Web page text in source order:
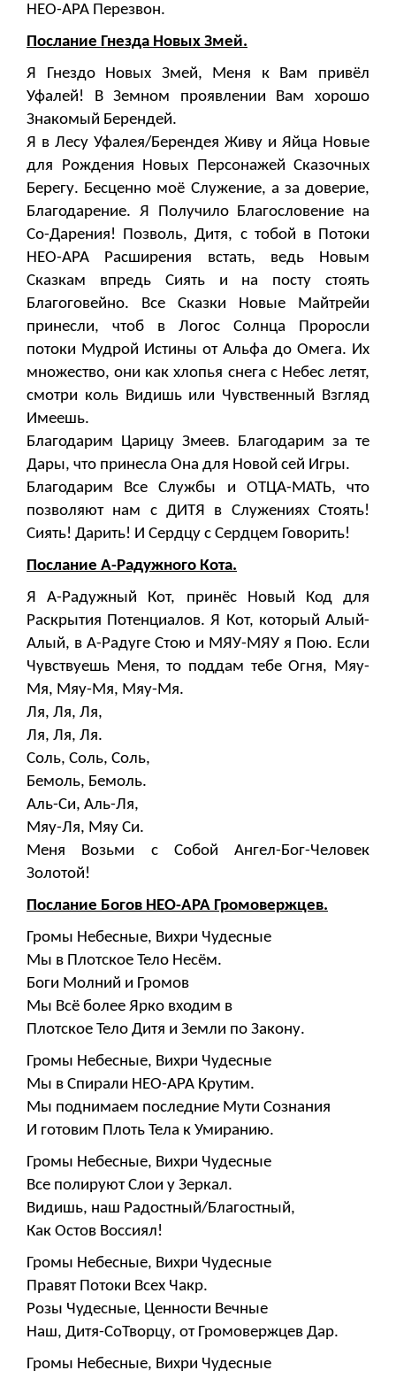
НЕО-АРА Перезвон.
Послание Гнезда Новых Змей.
Я Гнездо Новых Змей, Меня к Вам привёл
Уфалей! В Земном проявлении Вам хорошо
Знакомый Берендей.
Я в Лесу Уфалея/Берендея Живу и Яйца Новые
для Рождения Новых Персонажей Сказочных
Берегу. Бесценно моё Служение, а за доверие,
Благодарение. Я Получило Благословение на
Со-Дарения! Позволь, Дитя, с тобой в Потоки
НЕО-АРА Расширения встать, ведь Новым
Сказкам впредь Сиять и на посту стоять
Благоговейно. Все Сказки Новые Майтрейи
принесли, чтоб в Логос Солнца Проросли
потоки Мудрой Истины от Альфа до Омега. Их
множество, они как хлопья снега с Небес летят,
смотри коль Видишь или Чувственный Взгляд
Имеешь.
Благодарим Царицу Змеев. Благодарим за те
Дары, что принесла Она для Новой сей Игры.
Благодарим Все Службы и ОТЦА-МАТЬ, что
позволяют нам с ДИТЯ в Служениях Стоять!
Сиять! Дарить! И Сердцу с Сердцем Говорить!
Послание А-Радужного Кота.
Я А-Радужный Кот, принёс Новый Код для
Раскрытия Потенциалов. Я Кот, который Алый-
Алый, в А-Радуге Стою и МЯУ-МЯУ я Пою. Если
Чувствуешь Меня, то поддам тебе Огня, Мяу-
Мя, Мяу-Мя, Мяу-Мя.
Ля, Ля, Ля,
Ля, Ля, Ля.
Соль, Соль, Соль,
Бемоль, Бемоль.
Аль-Си, Аль-Ля,
Мяу-Ля, Мяу Си.
Меня Возьми с Собой Ангел-Бог-Человек
Золотой!
Послание Богов НЕО-АРА Громовержцев.
Громы Небесные, Вихри Чудесные
Мы в Плотское Тело Несём.
Боги Молний и Громов
Мы Всё более Ярко входим в
Плотское Тело Дитя и Земли по Закону.
Громы Небесные, Вихри Чудесные
Мы в Спирали НЕО-АРА Крутим.
Мы поднимаем последние Мути Сознания
И готовим Плоть Тела к Умиранию.
Громы Небесные, Вихри Чудесные
Все полируют Слои у Зеркал.
Видишь, наш Радостный/Благостный,
Как Остов Воссиял!
Громы Небесные, Вихри Чудесные
Правят Потоки Всех Чакр.
Розы Чудесные, Ценности Вечные
Наш, Дитя-СоТворцу, от Громовержцев Дар.
Громы Небесные, Вихри Чудесные